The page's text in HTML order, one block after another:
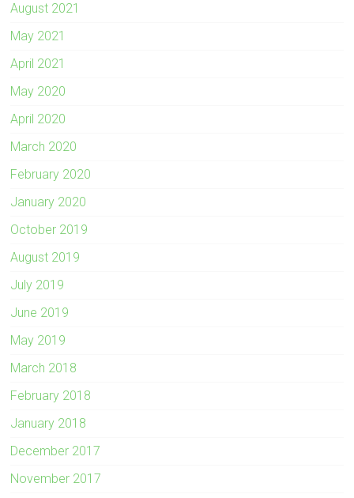
August 2021
May 2021
April 2021
May 2020
April 2020
March 2020
February 2020
January 2020
October 2019
August 2019
July 2019
June 2019
May 2019
March 2018
February 2018
January 2018
December 2017
November 2017